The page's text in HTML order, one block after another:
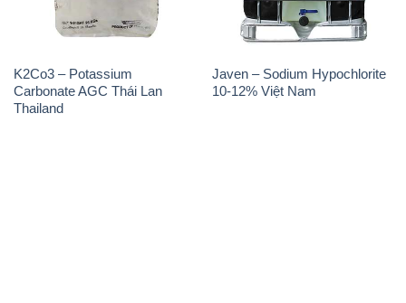
K2Co3 – Potassium
Carbonate AGC Thái Lan
Thailand
Javen – Sodium Hypochlorite
10-12% Việt Nam